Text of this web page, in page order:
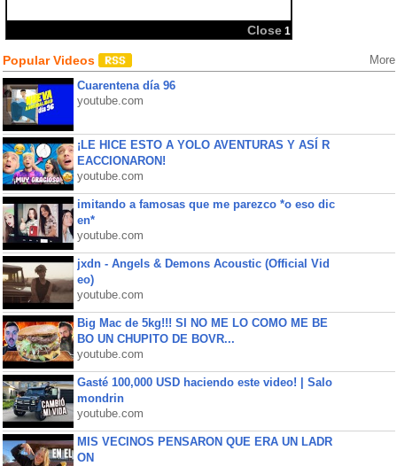
Close 1
Popular Videos More
Cuarentena día 96
youtube.com
¡LE HICE ESTO A YOLO AVENTURAS Y ASÍ R
EACCIONARON!
youtube.com
imitando a famosas que me parezco *o eso dic
en*
youtube.com
jxdn - Angels & Demons Acoustic (Official Vid
eo)
youtube.com
Big Mac de 5kg!!! SI NO ME LO COMO ME BE
BO UN CHUPITO DE BOVR...
youtube.com
Gasté 100,000 USD haciendo este video! | Salo
mondrin
youtube.com
MIS VECINOS PENSARON QUE ERA UN LADR
ON